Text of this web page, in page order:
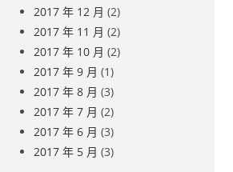
2017 年 12 月 (2)
2017 年 11 月 (2)
2017 年 10 月 (2)
2017 年 9 月 (1)
2017 年 8 月 (3)
2017 年 7 月 (2)
2017 年 6 月 (3)
2017 年 5 月 (3)